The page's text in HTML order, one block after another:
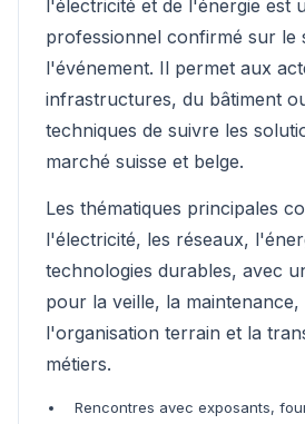
l'électricité et de l'énergie est
professionnel confirmé sur le
l'événement. Il permet aux
infrastructures, du bâtiment
techniques de suivre les
marché suisse et belge.
Les thématiques principales
l'électricité, les réseaux,
technologies durables, avec
pour la veille, la maintenance,
l'organisation terrain et la
métiers.
Rencontres avec exposants,